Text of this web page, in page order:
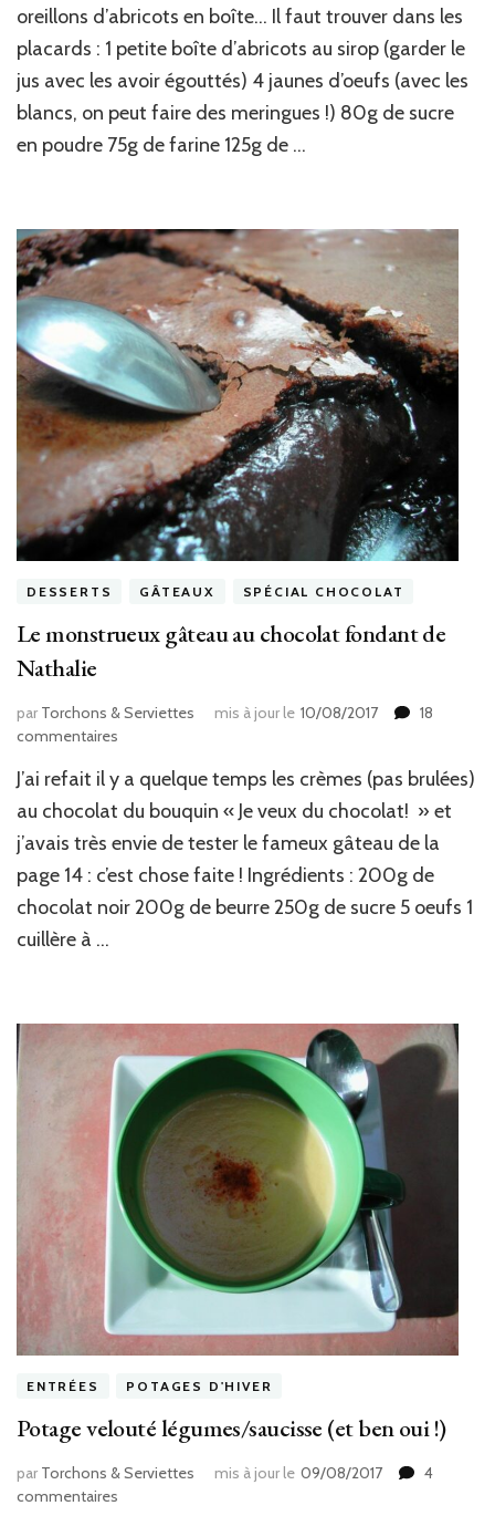
plat
pas
vrais
oreillons d’abricots en boîte… Il faut trouver dans les
placards : 1 petite boîte d’abricots au sirop (garder le
jus avec les avoir égouttés) 4 jaunes d’oeufs (avec les
blancs, on peut faire des meringues !) 80g de sucre
en poudre 75g de farine 125g de …
DESSERTS GÂTEAUX SPÉCIAL CHOCOLAT
Le monstrueux gâteau au chocolat fondant de
Nathalie
par Torchons & Serviettes mis à jour le 10/08/2017
18
commentaires
monstrueux
gâteau
chocolat
fondant
de
Nathalie
J’ai refait il y a quelque temps les crèmes (pas brulées)
au chocolat du bouquin « Je veux du chocolat! » et
j’avais très envie de tester le fameux gâteau de la
page 14 : c’est chose faite ! Ingrédients : 200g de
chocolat noir 200g de beurre 250g de sucre 5 oeufs 1
cuillère à …
ENTRÉES POTAGES D'HIVER
Potage velouté légumes/saucisse (et ben oui !)
par Torchons & Serviettes mis à jour le 09/08/2017
4
commentaires